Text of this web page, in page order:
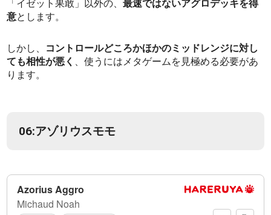
「イゼット果敢」以外の、最速ではないアグロデッキを得
意とします。
しかし、 コントロールどころかほかのミッドレンジに対し
ても相性が悪く 、使うにはメタゲームを見極める必要があ
ります。
06:アゾリウスモモ